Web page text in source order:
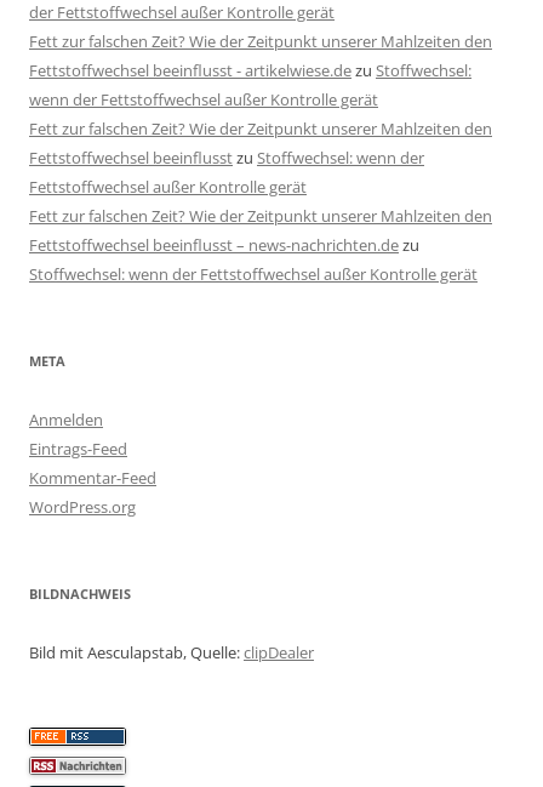
der Fettstoffwechsel außer Kontrolle gerät
Fett zur falschen Zeit? Wie der Zeitpunkt unserer Mahlzeiten den
Fettstoffwechsel beeinflusst - artikelwiese.dezu Stoffwechsel:
wenn der Fettstoffwechsel außer Kontrolle gerät
Fett zur falschen Zeit? Wie der Zeitpunkt unserer Mahlzeiten den
Fettstoffwechsel beeinflusstzu Stoffwechsel: wenn der
Fettstoffwechsel außer Kontrolle gerät
Fett zur falschen Zeit? Wie der Zeitpunkt unserer Mahlzeiten den
Fettstoffwechsel beeinflusst – news-nachrichten.dezu
Stoffwechsel: wenn der Fettstoffwechsel außer Kontrolle gerät
META
Anmelden
Eintrags-Feed
Kommentar-Feed
WordPress.org
BILDNACHWEIS
Bild mit Aesculapstab, Quelle:clipDealer